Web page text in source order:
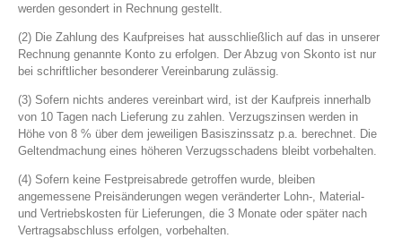
werden gesondert in Rechnung gestellt.
(2) Die Zahlung des Kaufpreises hat ausschließlich auf das in unserer
Rechnung genannte Konto zu erfolgen. Der Abzug von Skonto ist nur
bei schriftlicher besonderer Vereinbarung zulässig.
(3) Sofern nichts anderes vereinbart wird, ist der Kaufpreis innerhalb
von 10 Tagen nach Lieferung zu zahlen. Verzugszinsen werden in
Höhe von 8 % über dem jeweiligen Basiszinssatz p.a. berechnet. Die
Geltendmachung eines höheren Verzugsschadens bleibt vorbehalten.
(4) Sofern keine Festpreisabrede getroffen wurde, bleiben
angemessene Preisänderungen wegen veränderter Lohn-, Material-
und Vertriebskosten für Lieferungen, die 3 Monate oder später nach
Vertragsabschluss erfolgen, vorbehalten.